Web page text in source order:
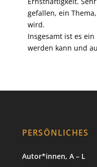
gefallen, ein
wird.
Insgesamt ist es
werden kann und
PERSÖNLICHES
Autor*innen, A – L